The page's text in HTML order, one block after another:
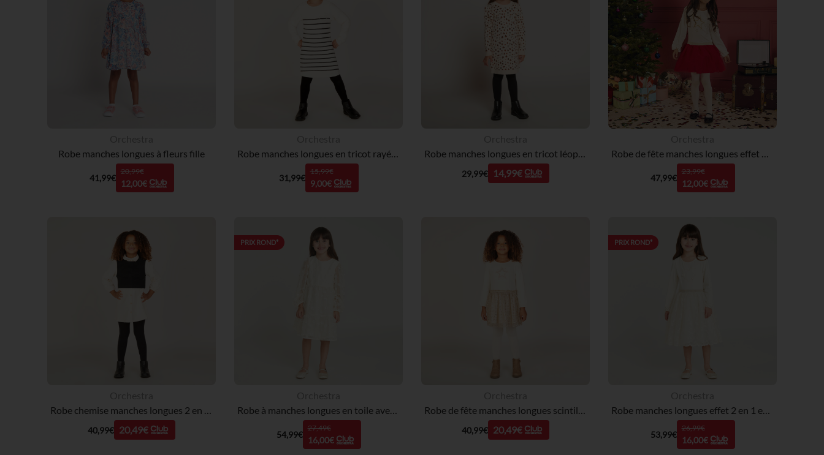
Robe manches longues à fleurs fille
41,99€
20,99€
12,00€
Robe manches longues en tricot rayé fille
31,99€
15,99€
9,00€
Robe manches longues en tricot léopard fille
29,99€ 14,99€
Robe de fête manches longues effet 2 en 1 bi-matière fille
47,99€
23,99€
12,00€
Robe chemise manches longues 2 en 1 fille
40,99€ 20,49€
PRIX ROND*
Robe à manches longues en toile avec fleurs 3D fille
54,99€
27,49€
16,00€
Robe de fête manches longues scintillante effet 2 en 1 fille
40,99€ 20,49€
PRIX ROND*
Robe manches longues effet 2 en 1 en tulle brodé fille
53,99€
26,99€
16,00€